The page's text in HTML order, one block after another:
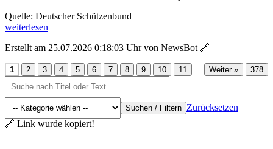
Quelle: Deutscher Schützenbund
weiterlesen
Erstellt am 25.07.2026 0:18:03 Uhr von NewsBot 🔗
1 2 3 4 5 6 7 8 9 10 11 Weiter » 378
Suchen / Filtern Zurücksetzen
🔗 Link wurde kopiert!